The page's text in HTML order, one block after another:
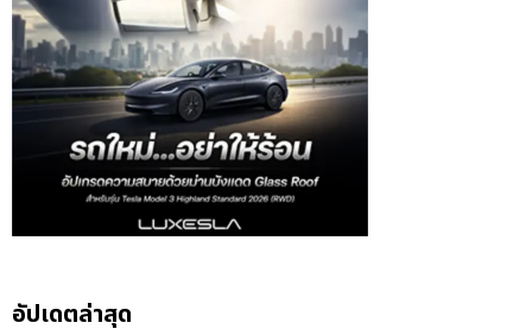
อัปเดตล่าสุด